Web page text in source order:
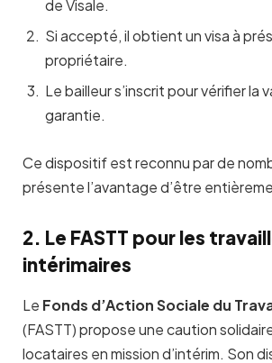
de Visale.
Si accepté, il obtient un visa à
propriétaire.
Le bailleur s’inscrit pour vérifier la
garantie.
Ce dispositif est reconnu par de
présente l’avantage d’être
2. Le FASTT pour les
intérimaires
Le Fonds d’Action Sociale du
(FASTT) propose une caution
locataires en mission d’intérim. Son